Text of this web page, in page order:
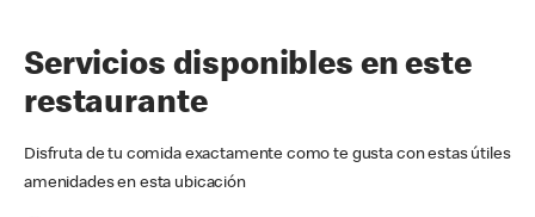
Servicios disponibles en este
restaurante
Disfruta de tu comida exactamente como te gusta con estas útiles
amenidades en esta ubicación